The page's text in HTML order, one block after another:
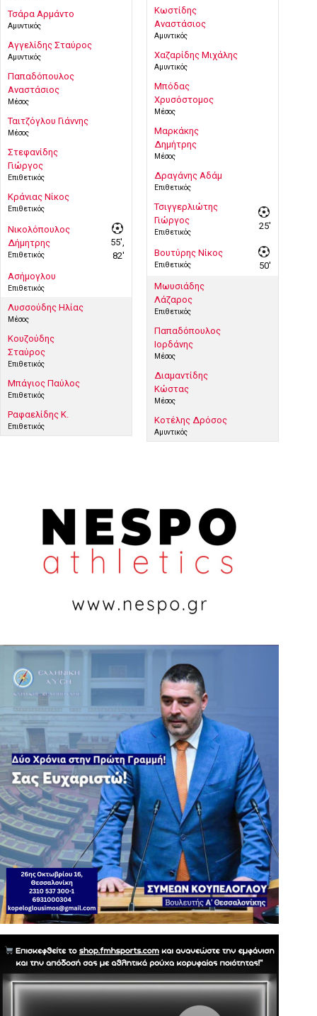
Τσάρα Αρμάντο
Αμυντικός
Αγγελίδης Σταύρος
Αμυντικός
Παπαδόπουλος
Αναστάσιος
Μέσος
Ταιτζόγλου Γιάννης
Μέσος
Στεφανίδης
Γιώργος
Επιθετικός
Κράνιας Νίκος
Επιθετικός
Νικολόπουλος
Δήμητρης
Επιθετικός
55',
82'
Ασήμογλου
Επιθετικός
Λυσσούδης Ηλίας
Μέσος
Κουζούδης
Σταύρος
Επιθετικός
Μπάγιος Παύλος
Επιθετικός
Ραφαελίδης Κ.
Επιθετικός
Κωστίδης
Αναστάσιος
Αμυντικός
Χαζαρίδης Μιχάλης
Αμυντικός
Μπόδας
Χρυσόστομος
Μέσος
Μαρκάκης
Δημήτρης
Μέσος
Δραγάνης Αδάμ
Επιθετικός
Τσιγγερλιώτης
Γιώργος
Επιθετικός
25'
Βουτύρης Νίκος
Επιθετικός
50'
Μωυσιάδης
Λάζαρος
Επιθετικός
Παπαδόπουλος
Ιορδάνης
Μέσος
Διαμαντίδης
Κώστας
Μέσος
Κοτέλης Δρόσος
Αμυντικός